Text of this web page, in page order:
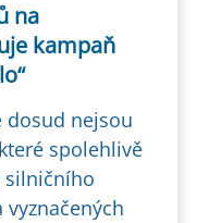
na
kampaň
dosud nejsou
spolehlivě
silničního
vyznačených